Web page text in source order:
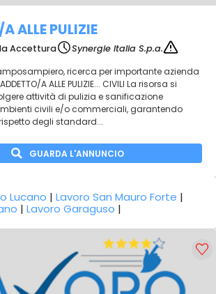
ALLE PULIZIE
Accettura
Synergie Italia S.p.a.
ricerca per importante azienda
A ALLE PULIZIE... CIVILI La risorsa si
attività di pulizia e sanificazione
civili e/o commerciali, garantendo
degli standard...
GUARDA L'ANNUNCIO
Lucano |Lavoro San Mauro Forte |
|Lavoro Garaguso |